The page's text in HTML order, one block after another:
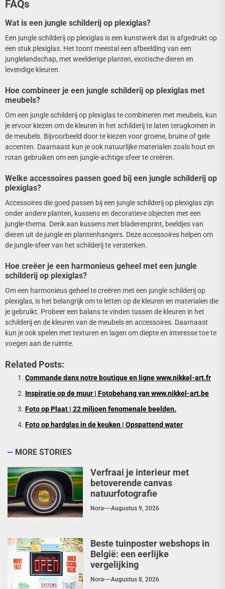
FAQs
Wat is een jungle schilderij op plexiglas?
Een jungle schilderij op plexiglas is een kunstwerk dat is afgedrukt op
een stuk plexiglas. Het toont meestal een afbeelding van een
junglelandschap, met weelderige planten, exotische dieren en
levendige kleuren.
Hoe combineer je een jungle schilderij op plexiglas met
meubels?
Om een jungle schilderij op plexiglas te combineren met meubels, kun
je ervoor kiezen om de kleuren in het schilderij te laten terugkomen in
de meubels. Bijvoorbeeld door te kiezen voor groene, bruine of gele
accenten. Daarnaast kun je ook natuurlijke materialen zoals hout en
rotan gebruiken om een jungle-achtige sfeer te creëren.
Welke accessoires passen goed bij een jungle schilderij op
plexiglas?
Accessoires die goed passen bij een jungle schilderij op plexiglas zijn
onder andere planten, kussens en decoratieve objecten met een
jungle-thema. Denk aan kussens met bladerenprint, beeldjes van
dieren uit de jungle en plantenhangers. Deze accessoires helpen om
de jungle-sfeer van het schilderij te versterken.
Hoe creëer je een harmonieus geheel met een jungle
schilderij op plexiglas?
Om een harmonieus geheel te creëren met een jungle schilderij op
plexiglas, is het belangrijk om te letten op de kleuren en materialen die
je gebruikt. Probeer een balans te vinden tussen de kleuren in het
schilderij en de kleuren van de meubels en accessoires. Daarnaast
kun je ook spelen met texturen en lagen om diepte en interesse toe te
voegen aan de ruimte.
Related Posts:
Commande dans notre boutique en ligne www.nikkel-art.fr
Inspiratie op de muur | Fotobehang van www.nikkel-art.be
Foto op Plaat | 22 miljoen fenomenale beelden.
Foto op hardglas in de keuken | Opspattend water
MORE STORIES
Verfraai je interieur met
betoverende canvas
natuurfotografie
Nora Augustus 9, 2026
Beste tuinposter webshops in
België: een eerlijke
vergelijking
Nora Augustus 8, 2026